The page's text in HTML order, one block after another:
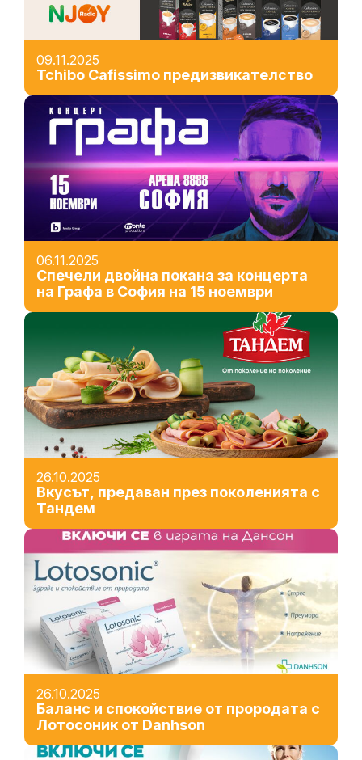
09.11.2025
Tchibo Cafissimo предизвикателство
06.11.2025
Спечели двойна покана за концерта
на Графа в София на 15 ноември
26.10.2025
Вкусът, предаван през поколенията с
Тандем
26.10.2025
Баланс и спокойствие от прородата с
Лотосоник от Danhson